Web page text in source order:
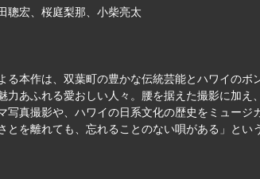
聰宏、桜庭梨那、小柴亮太
る本作は、双葉町の豊かな伝統芸能とハワイの
あふれる愛おしい人々。腰を据えた撮影に加
真撮影や、ハワイの日系文化の歴史をミュー
を離れても、忘れることのない唄がある」と